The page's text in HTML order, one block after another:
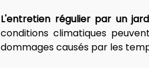
L'entretien régulier par un
conditions climatiques
dommages causés par les